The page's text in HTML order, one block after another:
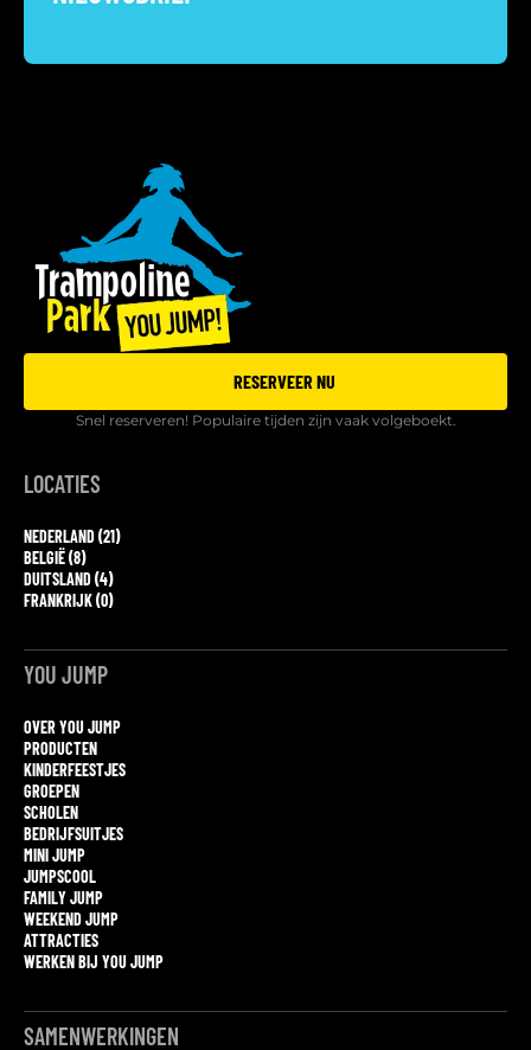
RESERVEER NU
Snel reserveren! Populaire tijden zijn vaak volgeboekt.
LOCATIES
NEDERLAND (21)
BELGIË (8)
DUITSLAND (4)
FRANKRIJK (0)
YOU JUMP
OVER YOU JUMP
PRODUCTEN
KINDERFEESTJES
GROEPEN
SCHOLEN
BEDRIJFSUITJES
MINI JUMP
JUMPSCOOL
FAMILY JUMP
WEEKEND JUMP
ATTRACTIES
WERKEN BIJ YOU JUMP
SAMENWERKINGEN